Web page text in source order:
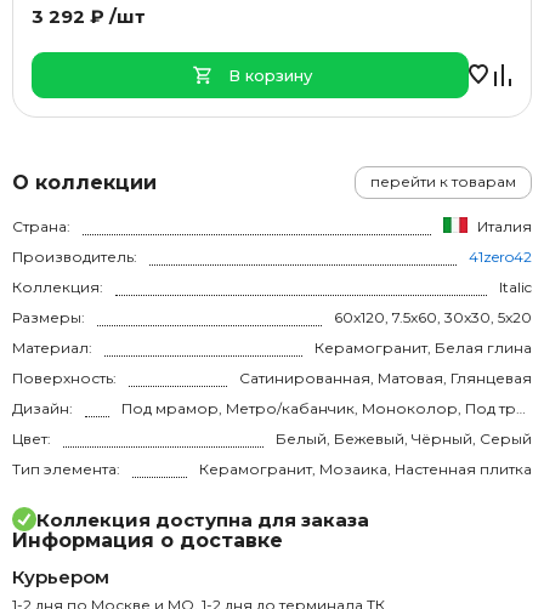
О коллекции перейти к товарам
Страна:
Италия
Производитель:
41zero42
Коллекция:
Italic
Размеры:
60x120, 7.5x60, 30x30, 5x20
Материал:
Керамогранит, Белая глина
Поверхность:
Сатинированная, Матовая, Глянцевая
Дизайн:
Под мрамор, Метро/кабанчик, Моноколор, Под травертин, Под камень
Цвет:
Белый, Бежевый, Чёрный, Серый
Тип элемента:
Керамогранит, Мозаика, Настенная плитка
Коллекция доступна для заказа
Информация о доставке
Курьером
1-2 дня по Москве и МО, 1-2 дня до терминала ТК
3 292 ₽ /шт
В корзину